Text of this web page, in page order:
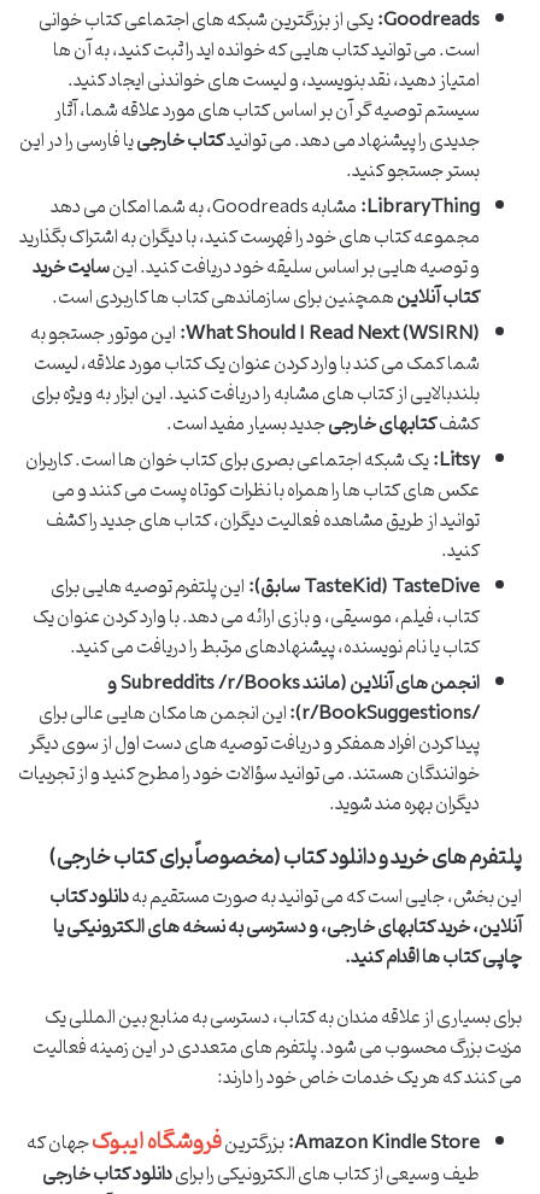
Goodreads: یکی از بزرگترین شبکه های اجتماعی کتاب خوانی
است. می توانید کتاب هایی که خوانده اید را ثبت کنید، به آن ها
امتیاز دهید، نقد بنویسید، و لیست های خواندنی ایجاد کنید.
سیستم توصیه گر آن بر اساس کتاب های مورد علاقه شما، آثار
جدیدی را پیشنهاد می دهد. می توانیدکتاب خارجییا فارسی را در این
بستر جستجو کنید.
LibraryThing:
مشابه Goodreads، به شما امکان می دهد
مجموعه کتاب های خود را فهرست کنید، با دیگران به اشتراک بگذارید
و توصیه هایی بر اساس سلیقه خود دریافت کنید. اینسایت خرید
کتاب آنلاینهمچنین برای سازماندهی کتاب ها کاربردی است.
What Should I Read Next (WSIRN): این موتور جستجو به
شما کمک می کند با وارد کردن عنوان یک کتاب مورد علاقه، لیست
بلندبالایی از کتاب های مشابه را دریافت کنید. این ابزار به ویژه برای
کشفکتابهای خارجیجدید بسیار مفید است.
Litsy: یک شبکه اجتماعی بصری برای کتاب خوان ها است. کاربران
عکس های کتاب ها را همراه با نظرات کوتاه پست می کنند و می
توانید از طریق مشاهده فعالیت دیگران، کتاب های جدید را کشف
کنید.
TasteDive (TasteKid سابق):
این پلتفرم توصیه هایی برای
کتاب، فیلم، موسیقی، و بازی ارائه می دهد. با وارد کردن عنوان یک
کتاب یا نام نویسنده، پیشنهادهای مرتبط را دریافت می کنید.
انجمن های آنلاین (مانند Subreddits /r/Books و
/r/BookSuggestions): این انجمن ها مکان هایی عالی برای
پیدا کردن افراد همفکر و دریافت توصیه های دست اول از سوی دیگر
خوانندگان هستند. می توانید سؤالات خود را مطرح کنید و از تجربیات
دیگران بهره مند شوید.
پلتفرم های خرید و دانلود کتاب (مخصوصاً برای کتاب خارجی)
این بخش، جایی است که می توانید به صورت مستقیم بهدانلود کتاب
آنلاین،خرید کتابهای خارجی، و دسترسی به نسخه های الکترونیکی یا
چاپی کتاب ها اقدام کنید.
برای بسیاری از علاقه مندان به کتاب، دسترسی به منابع بین المللی یک
مزیت بزرگ محسوب می شود. پلتفرم های متعددی در این زمینه فعالیت
می کنند که هر یک خدمات خاص خود را دارند:
Amazon Kindle Store: بزرگترینفروشگاه ایبوکجهان که
طیف وسیعی از کتاب های الکترونیکی را برایدانلود کتاب خارجی